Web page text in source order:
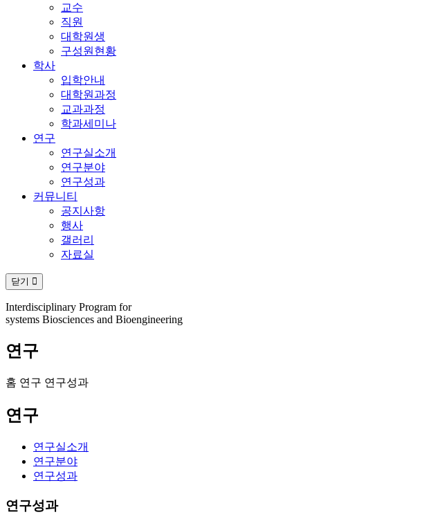
교수
직원
대학원생
구성원현황
학사
입학안내
대학원과정
교과과정
학과세미나
연구
연구실소개
연구분야
연구성과
커뮤니티
공지사항
행사
갤러리
자료실
닫기
Interdisciplinary Program for
systems Biosciences and Bioengineering
연구
홈 연구 연구성과
연구
연구실소개
연구분야
연구성과
연구성과